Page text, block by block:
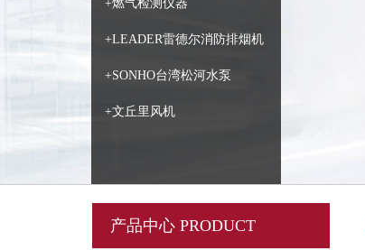
+燃气检测仪器
+LEADER雷德尔消防排烟机
+SONHO台湾松河水泵
+文丘里风机
产品中心 PRODUCT